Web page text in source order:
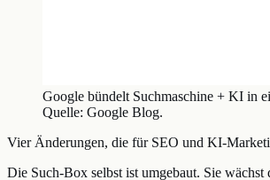
Google bündelt Suchmaschine + KI in
Quelle: Google Blog.
Vier Änderungen, die für SEO und KI-
Die Such-Box selbst ist umgebaut. Sie wächst